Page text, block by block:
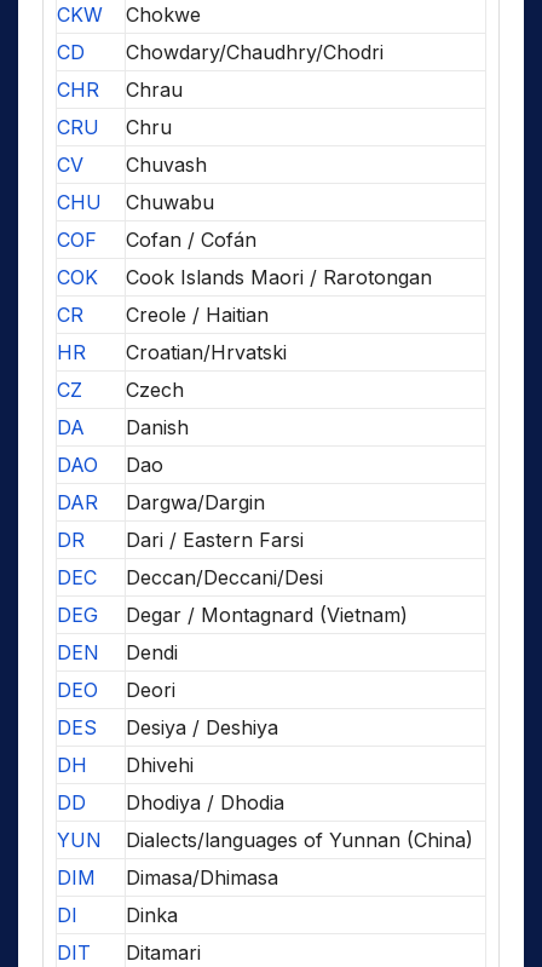
CKW
Chokwe
CD
Chowdary/Chaudhry/Chodri
CHR
Chrau
CRU
Chru
CV
Chuvash
CHU
Chuwabu
COF
Cofan / Cofán
COK
Cook Islands Maori / Rarotongan
CR
Creole / Haitian
HR
Croatian/Hrvatski
CZ
Czech
DA
Danish
DAO
Dao
DAR
Dargwa/Dargin
DR
Dari / Eastern Farsi
DEC
Deccan/Deccani/Desi
DEG
Degar / Montagnard (Vietnam)
DEN
Dendi
DEO
Deori
DES
Desiya / Deshiya
DH
Dhivehi
DD
Dhodiya / Dhodia
YUN
Dialects/languages of Yunnan (China)
DIM
Dimasa/Dhimasa
DI
Dinka
DIT
Ditamari